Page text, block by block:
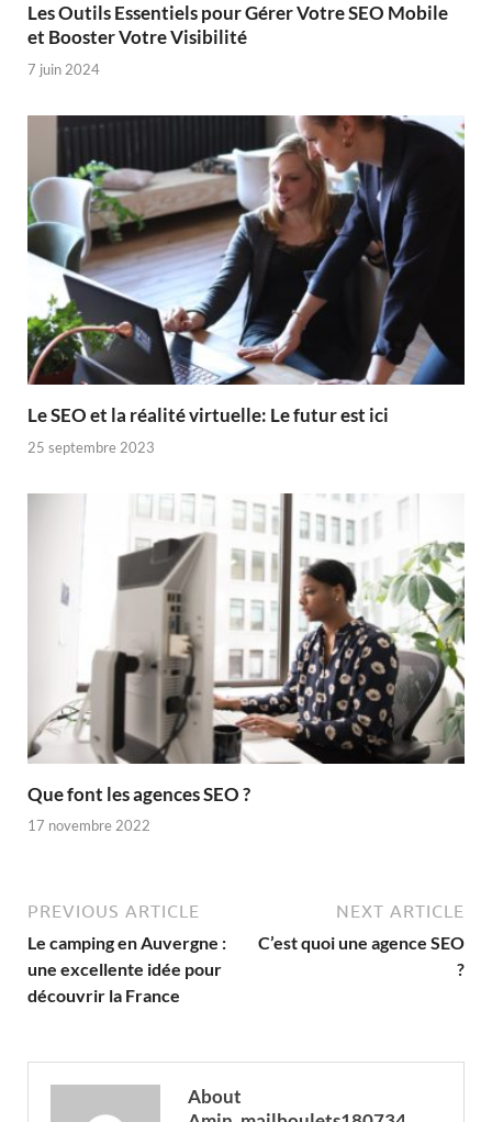
Les Outils Essentiels pour Gérer Votre SEO Mobile
et Booster Votre Visibilité
7 juin 2024
Le SEO et la réalité virtuelle: Le futur est ici
25 septembre 2023
Que font les agences SEO ?
17 novembre 2022
PREVIOUS ARTICLE
Le camping en Auvergne :
une excellente idée pour
découvrir la France
NEXT ARTICLE
C’est quoi une agence SEO
?
About